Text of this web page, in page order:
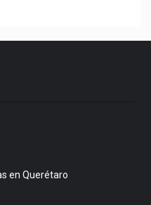
en Querétaro